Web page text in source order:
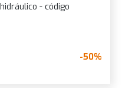
- código
-50%